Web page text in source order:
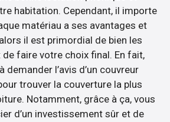
habitation. Cependant, il importe
matériau a ses avantages et
il est primordial de bien les
faire votre choix final. En fait,
demander l’avis d’un couvreur
trouver la couverture la plus
Notamment, grâce à ça, vous
d’un investissement sûr et de